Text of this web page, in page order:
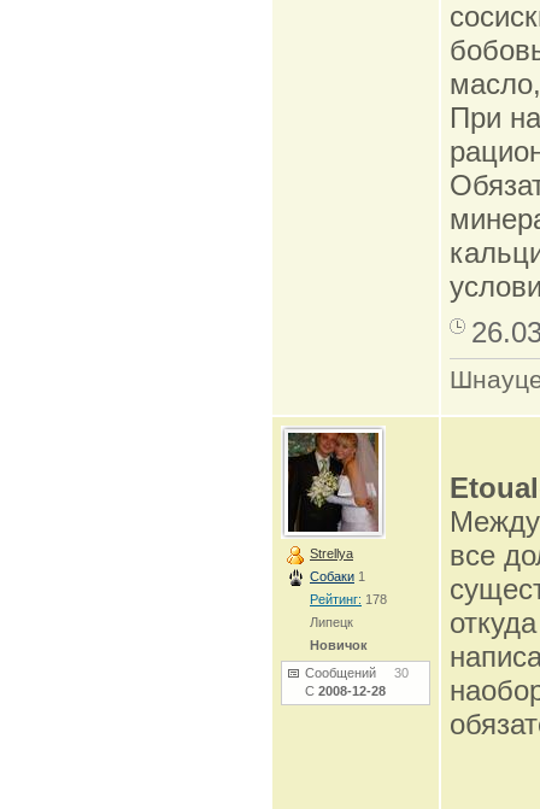
При
Strellya
Собаки 1
Рейтинг: 178
Липецк
Новичок
Сообщений 30
С 2008-12-28
Между
все